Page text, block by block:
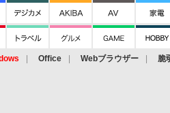
Office Webブラウザー 脆